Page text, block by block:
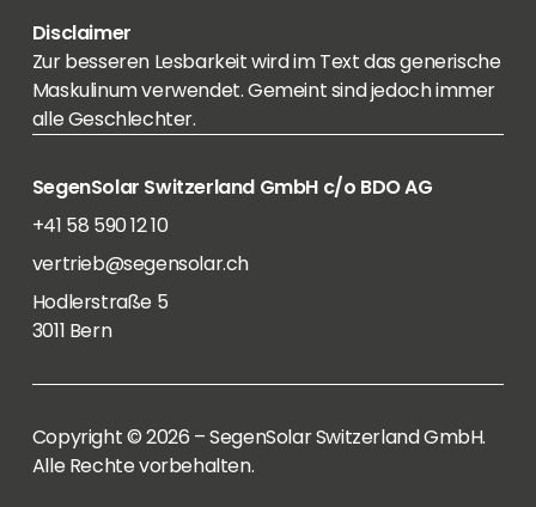
Disclaimer
Zur besseren Lesbarkeit wird im Text das generische
Maskulinum verwendet. Gemeint sind jedoch immer
alle Geschlechter.
SegenSolar Switzerland GmbH c/o BDO AG
+41 58 590 12 10
vertrieb@segensolar.ch
Hodlerstraße 5
3011 Bern
Copyright © 2026 – SegenSolar Switzerland GmbH.
Alle Rechte vorbehalten.